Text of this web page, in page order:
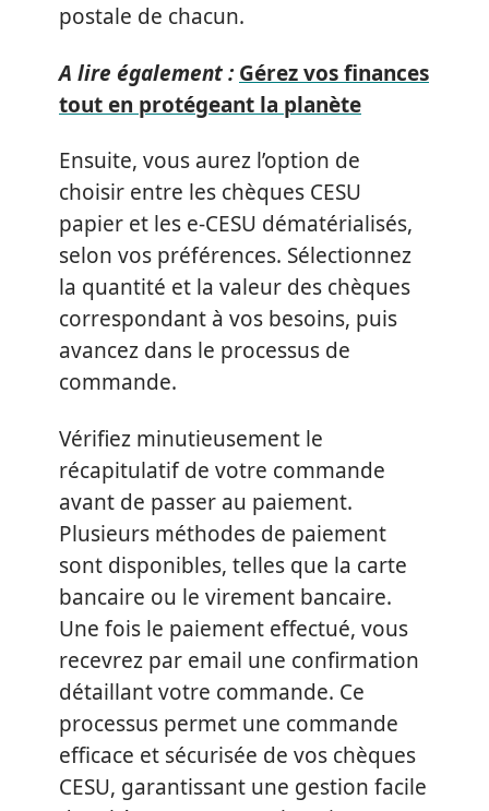
postale de chacun.
A lire également : Gérez vos finances
tout en protégeant la planète
Ensuite, vous aurez l’option de
choisir entre les chèques CESU
papier et les e-CESU dématérialisés,
selon vos préférences. Sélectionnez
la quantité et la valeur des chèques
correspondant à vos besoins, puis
avancez dans le processus de
commande.
Vérifiez minutieusement le
récapitulatif de votre commande
avant de passer au paiement.
Plusieurs méthodes de paiement
sont disponibles, telles que la carte
bancaire ou le virement bancaire.
Une fois le paiement effectué, vous
recevrez par email une confirmation
détaillant votre commande. Ce
processus permet une commande
efficace et sécurisée de vos chèques
CESU, garantissant une gestion facile